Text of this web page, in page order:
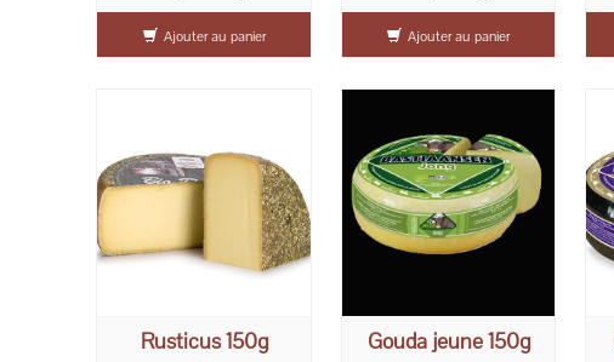
Ajouter au panier Ajouter au panier
Rusticus 150g Gouda jeune 150g